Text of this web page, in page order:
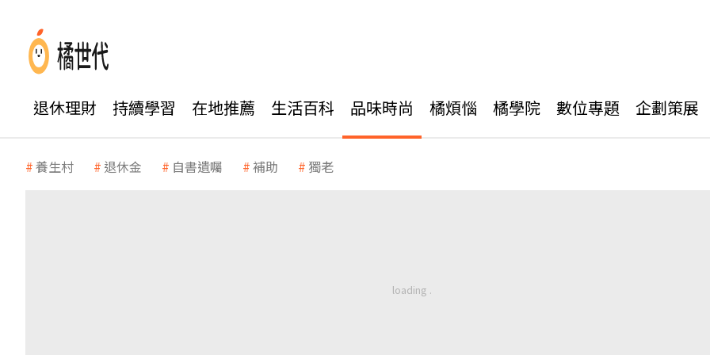
退休理財 持續學習 在地推薦 生活百科 品味時尚 橘煩惱 橘學院 數位專題 企劃策展
養生村 退休金 自書遺囑 補助 獨老